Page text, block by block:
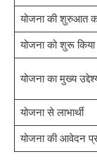
योजना की शुरुआत
योजना को शुरू किया
योजना का मुख्य
योजना से लाभार्थी
योजना की आवेदन